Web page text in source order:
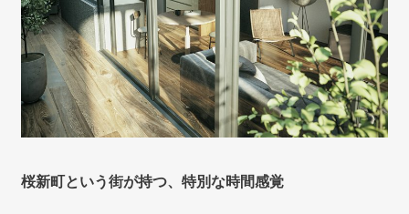
桜新町という街が持つ、特別な時間感覚